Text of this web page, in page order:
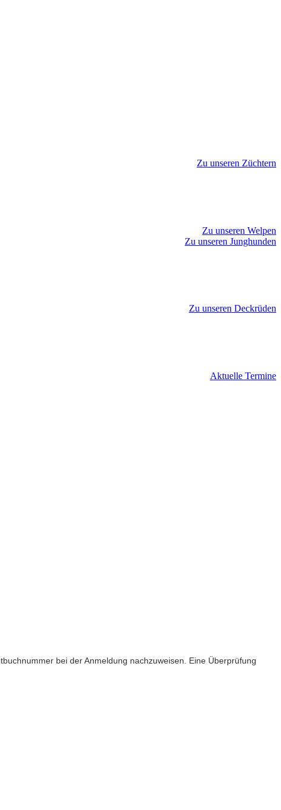
Zu unseren Züchtern
Zu unseren Welpen
Zu unseren Junghunden
Zu unseren Deckrüden
Aktuelle Termine
bei der Anmeldung nachzuweisen. Eine Überprüfung